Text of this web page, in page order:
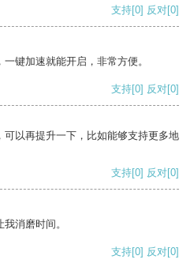
支持[0] 反对[0]
键加速就能开启，非常方便。
支持[0] 反对[0]
以再提升一下，比如能够支持更多地
支持[0] 反对[0]
消磨时间。
支持[0] 反对[0]